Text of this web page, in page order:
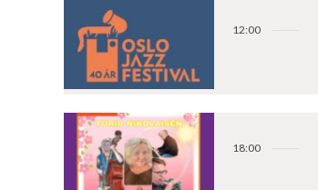
12:00
18:00